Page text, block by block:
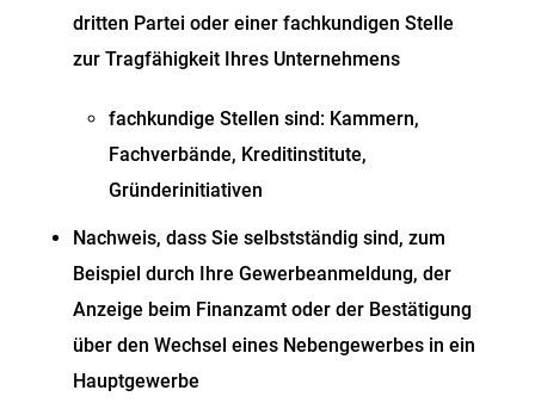
dritten Partei oder einer fachkundigen Stelle
zur Tragfähigkeit Ihres Unternehmens
fachkundige Stellen sind: Kammern,
Fachverbände, Kreditinstitute,
Gründerinitiativen
Nachweis, dass Sie selbstständig sind, zum
Beispiel durch Ihre Gewerbeanmeldung, der
Anzeige beim Finanzamt oder der Bestätigung
über den Wechsel eines Nebengewerbes in ein
Hauptgewerbe